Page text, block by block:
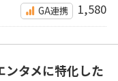
GA連携 1,580
ンタメに特化した